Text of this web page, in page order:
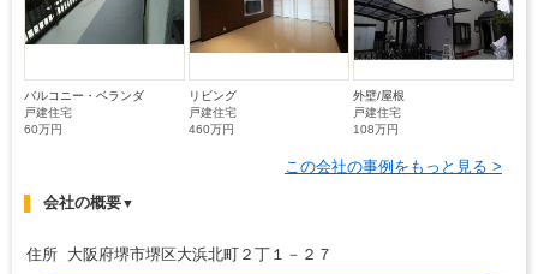
バルコニー・ベランダ
戸建住宅
60万円
リビング
戸建住宅
460万円
外壁/屋根
戸建住宅
108万円
この会社の事例をもっと見る >
会社の概要▼
住所 大阪府堺市堺区大浜北町２丁１－２７